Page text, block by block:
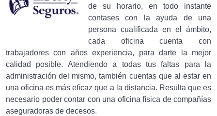
de su horario, en todo instante
contases con la ayuda de una
persona cualificada en el ámbito,
cada oficina cuenta con
trabajadores con años experiencia, para darte la mejor
calidad posible. Atendiendo a todas tus faltas para la
administración del mismo, también cuentas que al estar en
una oficina es más eficaz que a la distancia. Resulta que es
necesario poder contar con una oficina física de compañías
aseguradoras de decesos.